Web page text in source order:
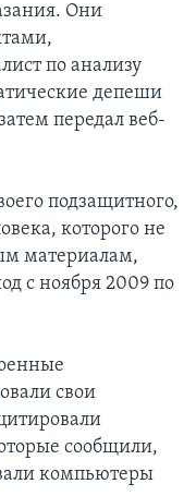
Они
по анализу
депеши
передал веб-
подзащитного,
которого не
материалам,
с ноября 2009 по
свои
сообщили,
компьютеры